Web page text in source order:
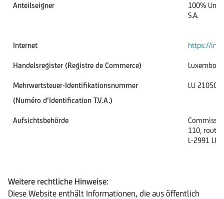
Anteilseigner
100%
S.A.
Internet https://
Handelsregister (Registre de Commerce)
Mehrwertsteuer-Identifikationsnummer
(Numéro d‘Identification T.V.A.)
LU
Aufsichtsbehörde
110, route
L-2991
Weitere rechtliche Hinweise:
Diese Website enthält Informationen, die aus öffentlich